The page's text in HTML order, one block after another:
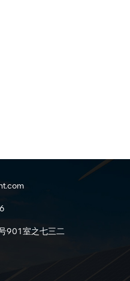
901室之七三二